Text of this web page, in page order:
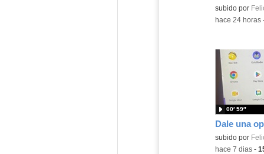
Contenido
subido por
-hace 24 horas
Contenido
subido por
00′ 59″
-hace 7 dias-